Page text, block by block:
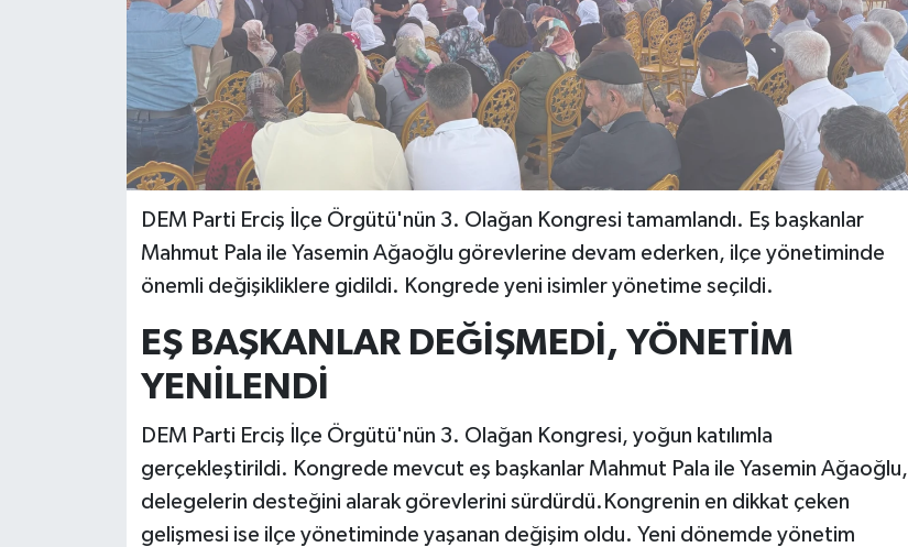
DEM Parti Erciş İlçe Örgütü'nün 3. Olağan Kongresi tamamlandı. Eş başkanlar
Mahmut Pala ile Yasemin Ağaoğlu görevlerine devam ederken, ilçe yönetiminde
önemli değişikliklere gidildi. Kongrede yeni isimler yönetime seçildi.
EŞ BAŞKANLAR DEĞİŞMEDİ, YÖNETİM
YENİLENDİ
DEM Parti Erciş İlçe Örgütü'nün 3. Olağan Kongresi, yoğun katılımla
gerçekleştirildi. Kongrede mevcut eş başkanlar Mahmut Pala ile Yasemin Ağaoğlu,
delegelerin desteğini alarak görevlerini sürdürdü.Kongrenin en dikkat çeken
gelişmesi ise ilçe yönetiminde yaşanan değişim oldu. Yeni dönemde yönetim